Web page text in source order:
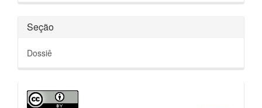
Seção
Dossiê